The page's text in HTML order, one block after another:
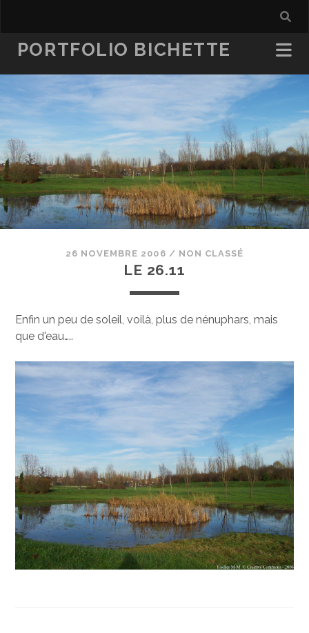
PORTFOLIO BICHETTE
26 NOVEMBRE 2006 / NON CLASSÉ
LE 26.11
Enfin un peu de soleil, voilà, plus de nénuphars, mais
que d'eau…..